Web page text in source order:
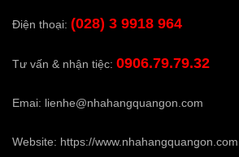
Điện thoại: (028) 3 9918 964
Tư vấn & nhận tiệc: 0906.79.79.32
Emai: lienhe@nhahangquangon.com
Website: https://www.nhahangquangon.com